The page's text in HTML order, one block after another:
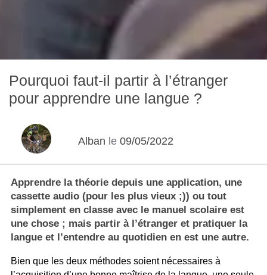
Pourquoi faut-il partir à l’étranger
pour apprendre une langue ?
Alban le 09/05/2022
Apprendre la théorie depuis une application, une
cassette audio (pour les plus vieux ;)) ou tout
simplement en classe avec le manuel scolaire est
une chose ; mais partir à l’étranger et pratiquer la
langue et l’entendre au quotidien en est une autre.
Bien que les deux méthodes soient nécessaires à